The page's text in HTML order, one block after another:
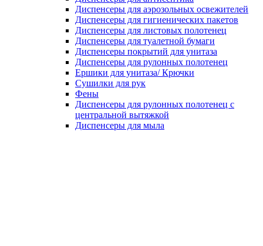
Диспенсеры для аэрозольных освежителей
Диспенсеры для гигиенических пакетов
Диспенсеры для листовых полотенец
Диспенсеры для туалетной бумаги
Диспенсеры покрытий для унитаза
Диспенсеры для рулонных полотенец
Ершики для унитаза/ Крючки
Сушилки для рук
Фены
Диспенсеры для рулонных полотенец с
центральной вытяжкой
Диспенсеры для мыла